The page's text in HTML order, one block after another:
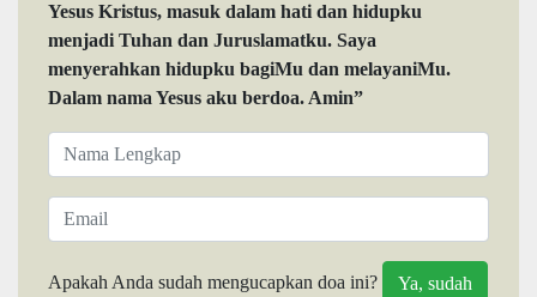
Yesus Kristus, masuk dalam hati dan hidupku
menjadi Tuhan dan Juruslamatku. Saya
menyerahkan hidupku bagiMu dan melayaniMu.
Dalam nama Yesus aku berdoa. Amin”
Apakah Anda sudah mengucapkan doa ini?